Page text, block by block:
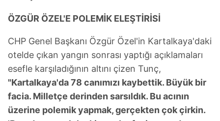
ÖZGÜR ÖZEL'E POLEMİK ELEŞTİRİSİ
CHP Genel Başkanı Özgür Özel'in Kartalkaya'daki
otelde çıkan yangın sonrası yaptığı açıklamaları
esefle karşıladığının altını çizen Tunç,
"Kartalkaya'da 78 canımızı kaybettik. Büyük bir
facia. Milletçe derinden sarsıldık. Bu acının
üzerine polemik yapmak, gerçekten çok çirkin.